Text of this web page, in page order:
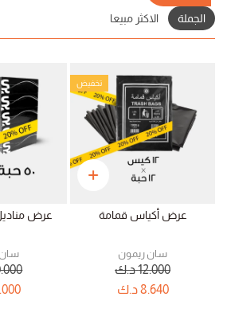
الجملة الاكثر مبيعا
تخفيض
عرض أكياس قمامة
سان ريمون
12.000د.ك
8.640د.ك
عرض